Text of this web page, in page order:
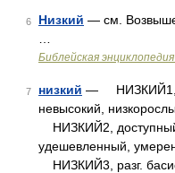
6 Низкий — см.
Библейская
7 низкий — НИЗКИЙ1,
невысокий,
НИЗКИЙ2,
удешевленный,
НИЗКИЙ3, разг.